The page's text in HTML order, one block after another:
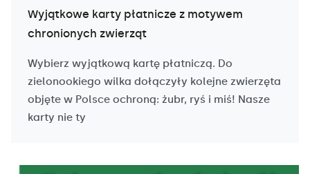
Wyjątkowe karty płatnicze z motywem
chronionych zwierząt
Wybierz wyjątkową kartę płatniczą. Do
zielonookiego wilka dołączyły kolejne zwierzęta
objęte w Polsce ochroną: żubr, ryś i miś! Nasze
karty nie ty